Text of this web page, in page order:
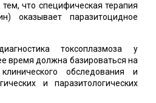
что специфическая терапия
оказывает паразитоцидное
токсоплазмоза у
время должна базироваться на
обследования и
и паразитологических